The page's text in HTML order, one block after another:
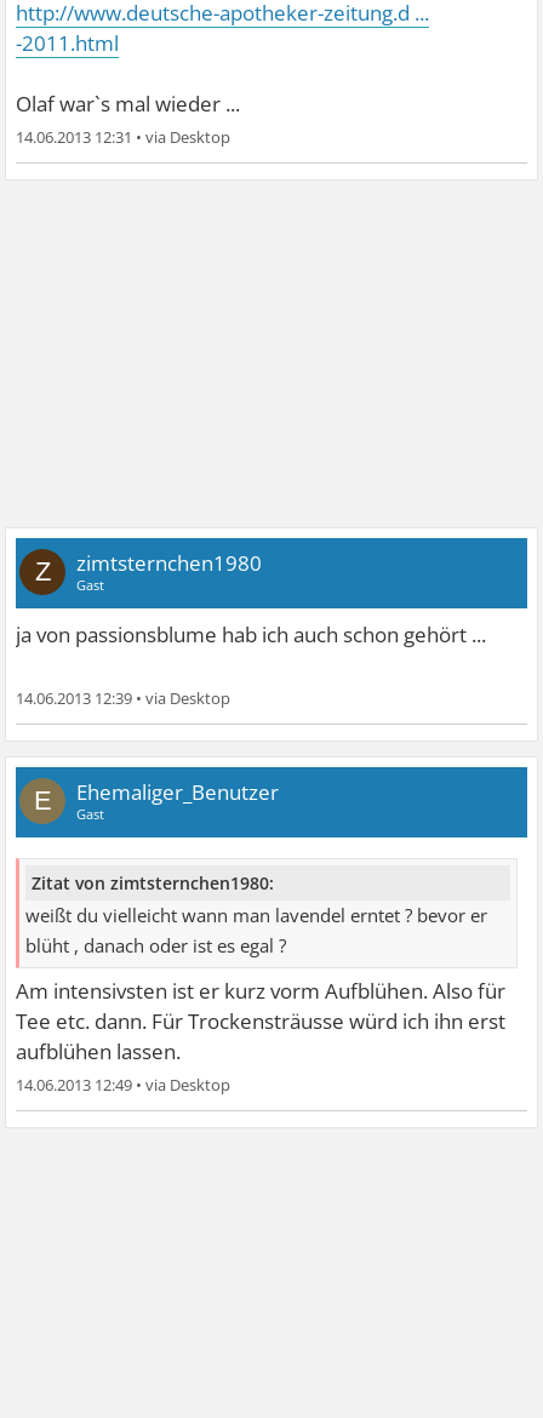
http://www.deutsche-apotheker-zeitung.d ...
-2011.html
Olaf war`s mal wieder ...
14.06.2013 12:31 •
Z zimtsternchen1980
Gast
ja von passionsblume hab ich auch schon gehört ...
14.06.2013 12:39 •
E Ehemaliger_Benutzer
Gast
Zitat von zimtsternchen1980:
weißt du vielleicht wann man lavendel erntet ? bevor er
blüht , danach oder ist es egal ?
Am intensivsten ist er kurz vorm Aufblühen. Also für
Tee etc. dann. Für Trockensträusse würd ich ihn erst
aufblühen lassen.
14.06.2013 12:49 •